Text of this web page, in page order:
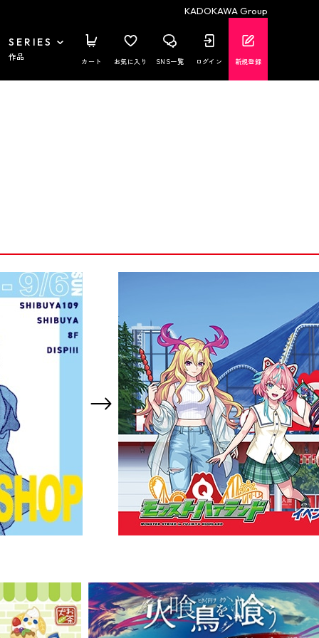
KADOKAWA Group
SERIES
作品 カート お気に入り SNS一覧 ログイン 新規登録